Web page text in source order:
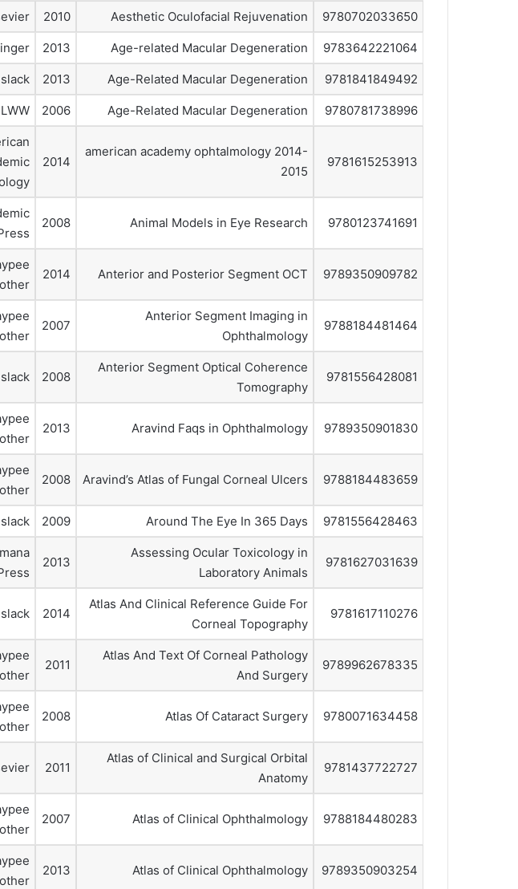
9780702033650
Aesthetic Oculofacial Rejuvenation
2010
9783642221064
Age-related Macular Degeneration
2013
9781841849492
Age-Related Macular Degeneration
2013
slack
9780781738996
Age-Related Macular Degeneration
2006
LWW
9781615253913
american academy ophtalmology 2014-
2015
2014
9780123741691
Animal Models in Eye Research
2008
9789350909782
Anterior and Posterior Segment OCT
2014
9788184481464
Anterior Segment Imaging in
Ophthalmology
2007
9781556428081
Anterior Segment Optical Coherence
Tomography
2008
slack
9789350901830
Aravind Faqs in Ophthalmology
2013
9788184483659
Aravind’s Atlas of Fungal Corneal Ulcers
2008
9781556428463
Around The Eye In 365 Days
2009
slack
9781627031639
Assessing Ocular Toxicology in
Laboratory Animals
2013
9781617110276
Atlas And Clinical Reference Guide For
Corneal Topography
2014
slack
9789962678335
Atlas And Text Of Corneal Pathology
And Surgery
2011
9780071634458
Atlas Of Cataract Surgery
2008
9781437722727
Atlas of Clinical and Surgical Orbital
Anatomy
2011
9788184480283
Atlas of Clinical Ophthalmology
2007
9789350903254
Atlas of Clinical Ophthalmology
2013